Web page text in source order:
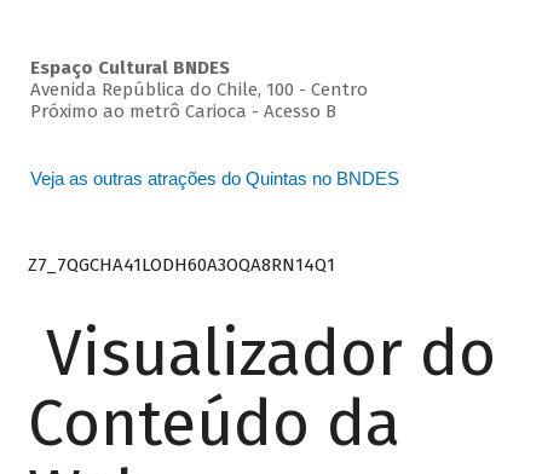
Espaço Cultural BNDES
Avenida República do Chile, 100 - Centro
Próximo ao metrô Carioca - Acesso B
Veja as outras atrações do Quintas no BNDES
Z7_7QGCHA41LODH60A3OQA8RN14Q1
Visualizador do
Conteúdo da